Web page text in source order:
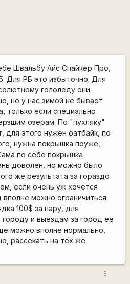
Швальбу Айс Спайкер Про,
Для РБ это избыточно. Для
гололеду они
но у нас зимой не бывает
только если специально
озерам. По "пухляку"
для этого нужен фатбайк, по
нужна покрышка поуже,
по себе покрышка
доволен, но можно было
же результата за гораздо
если очень уж хочется
вполне можно ограничиться
100$ за пару, для
и выездам за город ее
можно вполне нормально,
рассекать на тех же
more_vert